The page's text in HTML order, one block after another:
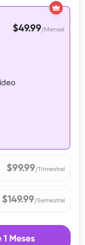
$49.99/Mensal
$99.99/Trimestral
$149.99/Semestral
Meses